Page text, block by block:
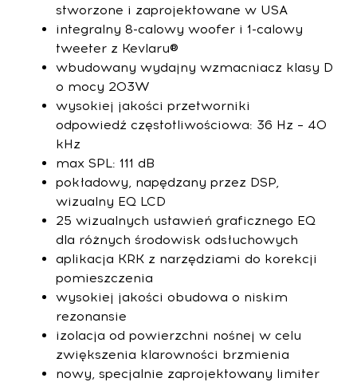
stworzone i zaprojektowane w USA
integralny 8-calowy woofer i 1-calowy
tweeter z Kevlaru®
wbudowany wydajny wzmacniacz klasy D
o mocy 203W
wysokiej jakości przetworniki
odpowiedź częstotliwościowa: 36 Hz – 40
kHz
max SPL: 111 dB
pokładowy, napędzany przez DSP,
wizualny EQ LCD
25 wizualnych ustawień graficznego EQ
dla różnych środowisk odsłuchowych
aplikacja KRK z narzędziami do korekcji
pomieszczenia
wysokiej jakości obudowa o niskim
rezonansie
izolacja od powierzchni nośnej w celu
zwiększenia klarowności brzmienia
nowy, specjalnie zaprojektowany limiter